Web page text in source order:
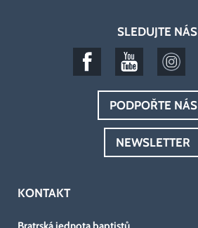
SLEDUJTE NÁS
PODPOŘTE NÁS
NEWSLETTER
KONTAKT